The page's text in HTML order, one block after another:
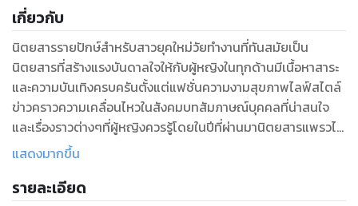
เกี่ยวกับ
นิตยสารรายปักษ์สำหรับสาวยุคใหม่วัยทำงานที่ทันสมัยเป็น
นิตยสารที่สร้างแรงบันดาลใจให้กับผู้หญิงในทุกด้านมีเนื้อหาสาระ
และความบันเทิงครบครันตั้งแต่แฟชั่นความงามสุขภาพไลฟ์สไตล์
ข่าวคราวความเคลื่อนไหวในสังคมบทสัมภาษณ์บุคคลที่น่าสนใจ
และเรื่องราวต่างๆที่ผู้หญิงควรรู้โดยในปีที่ผ่านมานิตยสารแพรวได้
มีการปรับโฉมใหม่ให้ทันสมัยและน่าอ่านยิ่งขึ้นออกวางตลาดทุกวัน
แสดงมากขึ้น
รายละเอียด